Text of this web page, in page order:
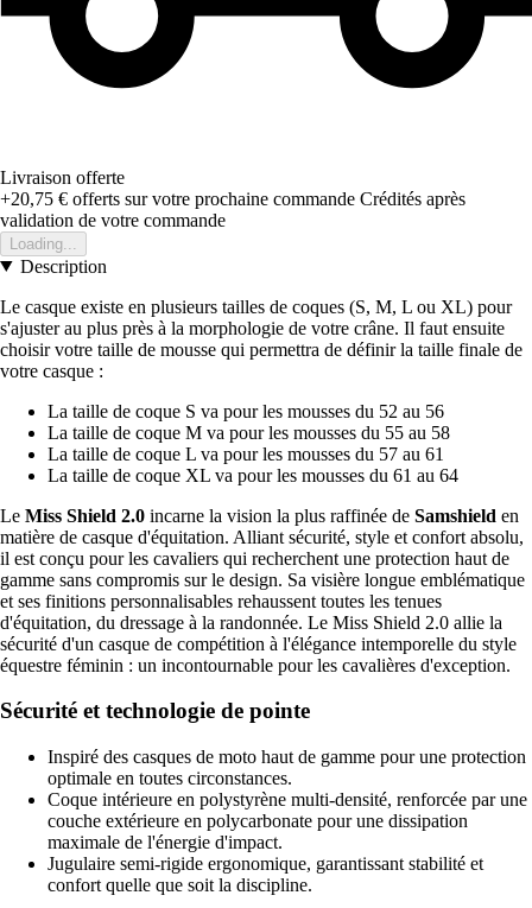
Livraison offerte
+20,75 € offerts sur votre prochaine commande Crédités après
validation de votre commande
Loading...
Description
Le casque existe en plusieurs tailles de coques (S, M, L ou XL) pour
s'ajuster au plus près à la morphologie de votre crâne. Il faut ensuite
choisir votre taille de mousse qui permettra de définir la taille finale de
votre casque :
La taille de coque S va pour les mousses du 52 au 56
La taille de coque M va pour les mousses du 55 au 58
La taille de coque L va pour les mousses du 57 au 61
La taille de coque XL va pour les mousses du 61 au 64
Le Miss Shield 2.0 incarne la vision la plus raffinée de Samshield en
matière de casque d'équitation. Alliant sécurité, style et confort absolu,
il est conçu pour les cavaliers qui recherchent une protection haut de
gamme sans compromis sur le design. Sa visière longue emblématique
et ses finitions personnalisables rehaussent toutes les tenues
d'équitation, du dressage à la randonnée. Le Miss Shield 2.0 allie la
sécurité d'un casque de compétition à l'élégance intemporelle du style
équestre féminin : un incontournable pour les cavalières d'exception.
Sécurité et technologie de pointe
Inspiré des casques de moto haut de gamme pour une protection
optimale en toutes circonstances.
Coque intérieure en polystyrène multi-densité, renforcée par une
couche extérieure en polycarbonate pour une dissipation
maximale de l'énergie d'impact.
Jugulaire semi-rigide ergonomique, garantissant stabilité et
confort quelle que soit la discipline.